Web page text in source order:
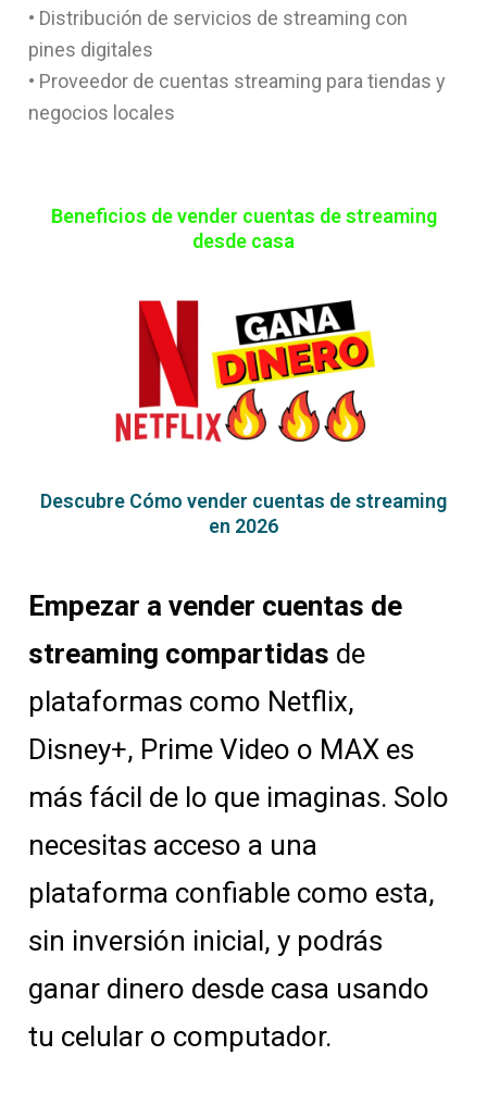
• Distribución de servicios de streaming con
pines digitales
• Proveedor de cuentas streaming para tiendas y
negocios locales
Beneficios de vender cuentas de streaming
desde casa
Descubre Cómo vender cuentas de streaming
en 2026
Empezar a vender cuentas de
streaming compartidas de
plataformas como Netflix,
Disney+, Prime Video o MAX es
más fácil de lo que imaginas. Solo
necesitas acceso a una
plataforma confiable como esta,
sin inversión inicial, y podrás
ganar dinero desde casa usando
tu celular o computador.